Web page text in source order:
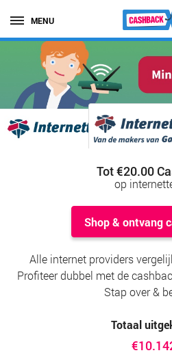
MENU
Tot €20.00
op
Shop & ontvang
Alle internet providers
Profiteer dubbel met de
Stap over &
Totaal